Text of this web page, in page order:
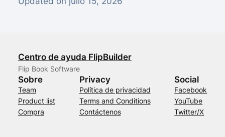
Centro de ayuda FlipBuilder
Flip Book Software
Sobre
Team
Product list
Compra
Privacy
Política de privacidad
Terms and Conditions
Contáctenos
Social
Facebook
YouTube
Twitter/X